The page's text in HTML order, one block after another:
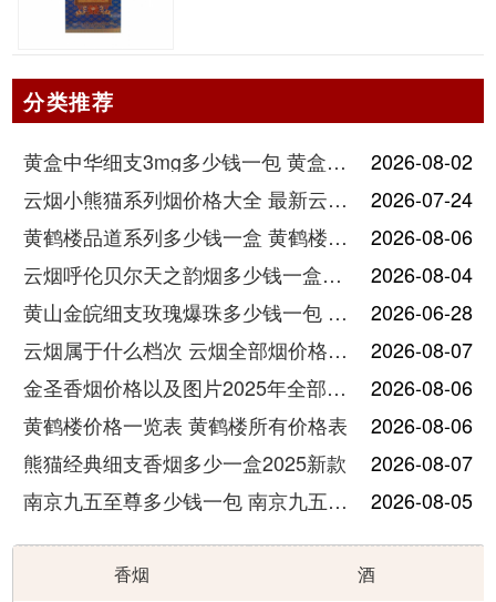
分类推荐
黄盒中华细支3mg多少钱一包 黄盒中华细支3mg香烟价格查询
2026-08-02
云烟小熊猫系列烟价格大全 最新云烟小熊猫图片报价
2026-07-24
黄鹤楼品道系列多少钱一盒 黄鹤楼品道系列香烟价格表图片
2026-08-06
云烟呼伦贝尔天之韵烟多少钱一盒中支价格
2026-08-04
黄山金皖细支玫瑰爆珠多少钱一包 黄山金皖细支玫瑰爆珠2025最新价格
2026-06-28
云烟属于什么档次 云烟全部烟价格表大全
2026-08-07
金圣香烟价格以及图片2025年全部价格
2026-08-06
黄鹤楼价格一览表 黄鹤楼所有价格表
2026-08-06
熊猫经典细支香烟多少一盒2025新款
2026-08-07
南京九五至尊多少钱一包 南京九五至尊价格及图片
2026-08-05
香烟 酒